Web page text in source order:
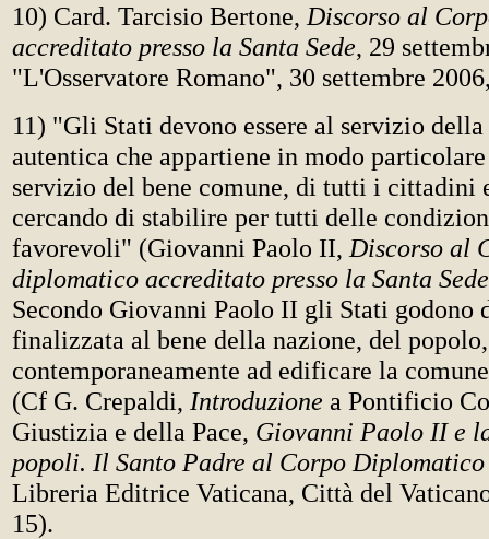
10) Card. Tarcisio Bertone, Discorso al
accreditato presso la Santa Sede, 29
"L'Osservatore Romano", 30 settembre
11) "Gli Stati devono essere al servizio
autentica che appartiene in modo
servizio del bene comune, di tutti i cittadini
cercando di stabilire per tutti delle
favorevoli" (Giovanni Paolo II, Discorso al
diplomatico accreditato presso la Santa Sede
Secondo Giovanni Paolo II gli Stati godono
finalizzata al bene della nazione, del
contemporaneamente ad edificare la
(Cf G. Crepaldi, Introduzione a Pontificio
Giustizia e della Pace, Giovanni Paolo II e
popoli. Il Santo Padre al Corpo
Libreria Editrice Vaticana, Città del
15).